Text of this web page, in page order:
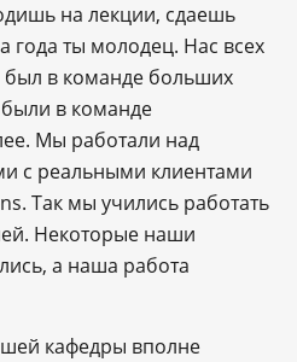
на лекции, сдаешь
года ты молодец. Нас всех
в команде больших
в команде
Мы работали над
с реальными клиентами
Так мы учились работать
Некоторые наши
а наша работа
кафедры вполне